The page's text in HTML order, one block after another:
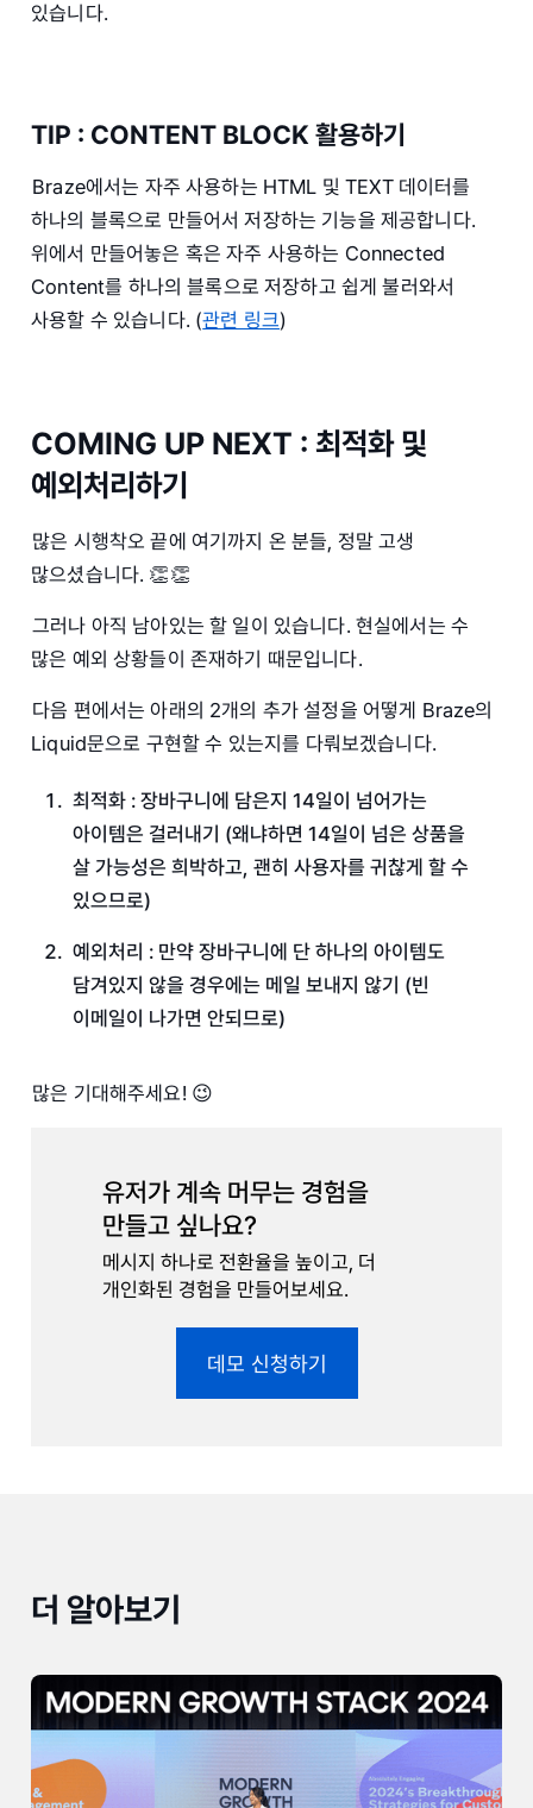
있습니다.
TIP : CONTENT BLOCK 활용하기
Braze에서는 자주 사용하는 HTML 및 TEXT 데이터를
하나의 블록으로 만들어서 저장하는 기능을 제공합니다.
위에서 만들어놓은 혹은 자주 사용하는 Connected
Content를 하나의 블록으로 저장하고 쉽게 불러와서
사용할 수 있습니다. (관련 링크)
COMING UP NEXT : 최적화 및
예외처리하기
많은 시행착오 끝에 여기까지 온 분들, 정말 고생
많으셨습니다. 👏👏
그러나 아직 남아있는 할 일이 있습니다. 현실에서는 수
많은 예외 상황들이 존재하기 때문입니다.
다음 편에서는 아래의 2개의 추가 설정을 어떻게 Braze의
Liquid문으로 구현할 수 있는지를 다뤄보겠습니다.
최적화 : 장바구니에 담은지 14일이 넘어가는
아이템은 걸러내기 (왜냐하면 14일이 넘은 상품을
살 가능성은 희박하고, 괜히 사용자를 귀찮게 할 수
있으므로)
예외처리 : 만약 장바구니에 단 하나의 아이템도
담겨있지 않을 경우에는 메일 보내지 않기 (빈
이메일이 나가면 안되므로)
많은 기대해주세요! 😉
유저가 계속 머무는 경험을
만들고 싶나요?
메시지 하나로 전환율을 높이고, 더
개인화된 경험을 만들어보세요.
데모 신청하기
더 알아보기